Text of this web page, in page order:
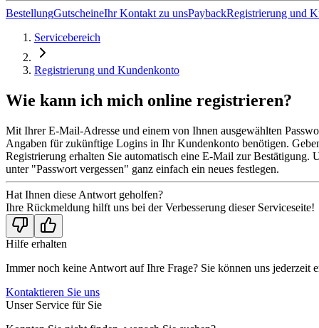
BestellungGutscheineIhr Kontakt zu unsPaybackRegistrierung und
Servicebereich
Registrierung und Kundenkonto
Wie kann ich mich online registrieren?
Mit Ihrer E-Mail-Adresse und einem von Ihnen ausgewählten
Angaben für zukünftige Logins in Ihr Kundenkonto benötigen.
Registrierung erhalten Sie automatisch eine E-Mail zur
unter "Passwort vergessen" ganz einfach ein neues festlegen.
Hat Ihnen diese Antwort geholfen?
Ihre Rückmeldung hilft uns bei der Verbesserung dieser Serviceseite!
Hilfe erhalten
Immer noch keine Antwort auf Ihre Frage? Sie können uns jederzeit
Kontaktieren Sie uns
Unser Service für Sie